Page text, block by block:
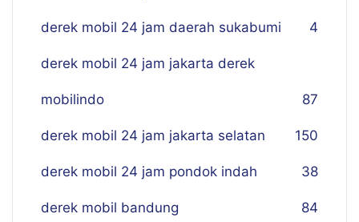
derek mobil 24 jam daerah sukabumi 4
derek mobil 24 jam jakarta derek
mobilindo 87
derek mobil 24 jam jakarta selatan 150
derek mobil 24 jam pondok indah 38
derek mobil bandung 84